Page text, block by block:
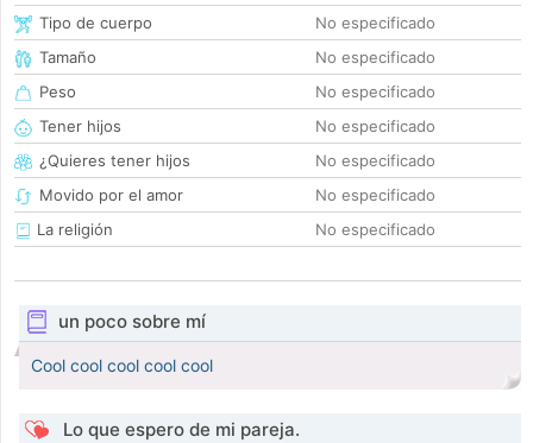
Tipo de cuerpo
No especificado
Tamaño
No especificado
Peso
No especificado
Tener hijos
No especificado
¿Quieres tener hijos
No especificado
Movido por el amor
No especificado
La religión
No especificado
un poco sobre mí
Cool cool cool cool cool
Lo que espero de mi pareja.